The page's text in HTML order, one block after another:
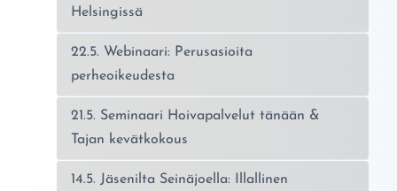
Helsingissä
22.5. Webinaari: Perusasioita
perheoikeudesta
21.5. Seminaari Hoivapalvelut tänään &
Tajan kevätkokous
14.5. Jäsenilta Seinäjoella: Illallinen